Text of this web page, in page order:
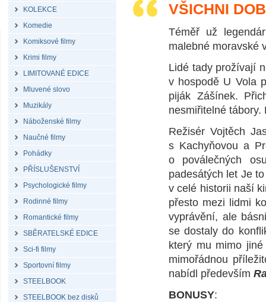
KOLEKCE
Komedie
Komiksové filmy
Krimi filmy
LIMITOVANÉ EDICE
Mluvené slovo
Muzikály
Náboženské filmy
Naučné filmy
Pohádky
PŘÍSLUŠENSTVÍ
Psychologické filmy
Rodinné filmy
Romantické filmy
SBĚRATELSKÉ EDICE
Sci-fi filmy
Sportovní filmy
STEELBOOK
STEELBOOK bez disků
VŠICHNI
Téměř už
malebné moravské
Lidé tady prožívají
v hospodě U Vola
piják Zášínek.
nesmiřitelné
Režisér Vojtěch
s Kachyňovou a
o poválečných
padesátých let Je
v celé historii naší
přesto mezi lidmi
vyprávění, ale
se dostaly do
který mu mimo
mimořádnou
nabídl především
BONUSY: